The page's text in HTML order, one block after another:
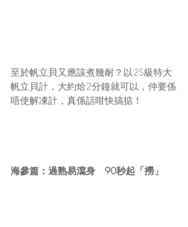
至於帆立貝又應該煮幾耐？以2S級特大
帆立貝計，大約烚2分鐘就可以，仲要係
唔使解凍計，真係話咁快搞掂！
海參篇：過熟易瀉身　90秒起「撈」